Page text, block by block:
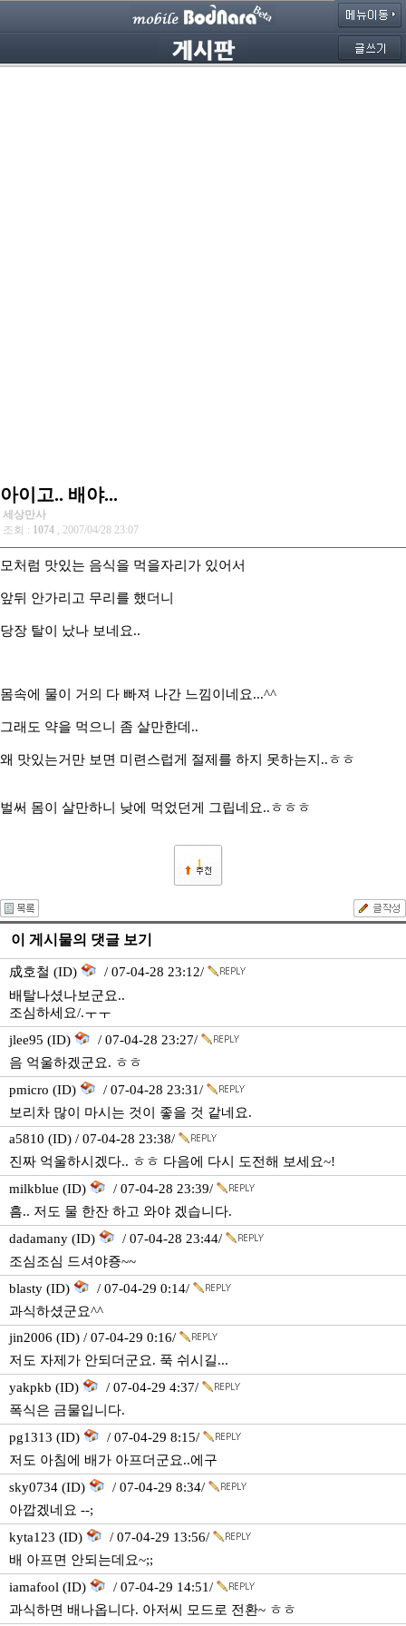
아이고.. 배야...
세상만사
조회 : 1074 , 2007/04/28 23:07
모처럼 맛있는 음식을 먹을자리가 있어서
앞뒤 안가리고 무리를 했더니
당장 탈이 났나 보네요..
몸속에 물이 거의 다 빠져 나간 느낌이네요...^^
그래도 약을 먹으니 좀 살만한데..
왜 맛있는거만 보면 미련스럽게 절제를 하지 못하는지..ㅎㅎ
벌써 몸이 살만하니 낮에 먹었던게 그립네요..ㅎㅎㅎ
1
이 게시물의 댓글 보기
成호철 (ID)
/ 07-04-28 23:12/
배탈나셨나보군요..
조심하세요/.ㅜㅜ
jlee95 (ID)
/ 07-04-28 23:27/
음 억울하겠군요. ㅎㅎ
pmicro (ID)
/ 07-04-28 23:31/
보리차 많이 마시는 것이 좋을 것 같네요.
a5810 (ID) / 07-04-28 23:38/
진짜 억울하시겠다.. ㅎㅎ 다음에 다시 도전해 보세요~!
milkblue (ID)
/ 07-04-28 23:39/
흠.. 저도 물 한잔 하고 와야 겠습니다.
dadamany (ID)
/ 07-04-28 23:44/
조심조심 드셔야죵~~
blasty (ID)
/ 07-04-29 0:14/
과식하셨군요^^
jin2006 (ID) / 07-04-29 0:16/
저도 자제가 안되더군요. 푹 쉬시길...
yakpkb (ID)
/ 07-04-29 4:37/
폭식은 금물입니다.
pg1313 (ID)
/ 07-04-29 8:15/
저도 아침에 배가 아프더군요..에구
sky0734 (ID)
/ 07-04-29 8:34/
아깝겠네요 --;
kyta123 (ID)
/ 07-04-29 13:56/
배 아프면 안되는데요~;;
iamafool (ID)
/ 07-04-29 14:51/
과식하면 배나옵니다. 아저씨 모드로 전환~ ㅎㅎ